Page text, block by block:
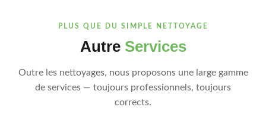
PLUS QUE DU SIMPLE NETTOYAGE
Autre Services
Outre les nettoyages, nous proposons une large gamme
de services — toujours professionnels, toujours
corrects.